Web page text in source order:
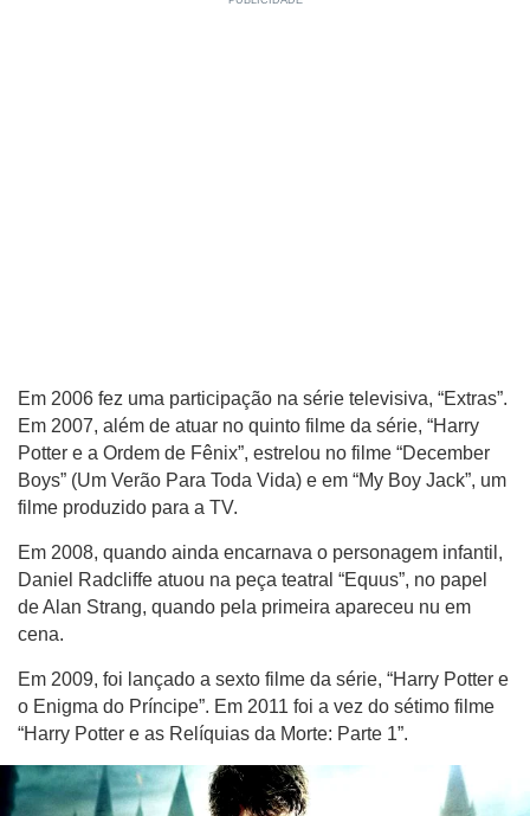
Em 2006 fez uma participação na série televisiva, “Extras”.
Em 2007, além de atuar no quinto filme da série, “Harry
Potter e a Ordem de Fênix”, estrelou no filme “December
Boys” (Um Verão Para Toda Vida) e em “My Boy Jack”, um
filme produzido para a TV.
Em 2008, quando ainda encarnava o personagem infantil,
Daniel Radcliffe atuou na peça teatral “Equus”, no papel
de Alan Strang, quando pela primeira apareceu nu em
cena.
Em 2009, foi lançado a sexto filme da série, “Harry Potter e
o Enigma do Príncipe”. Em 2011 foi a vez do sétimo filme
“Harry Potter e as Relíquias da Morte: Parte 1”.